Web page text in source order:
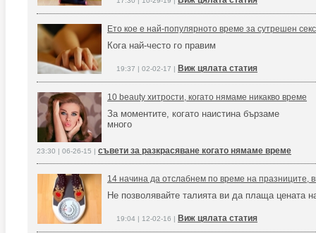
Ето кое е най-популярното време за сутрешен секс
Кога най-често го правим
19:37 | 02-02-17 | Виж цялата статия
10 beauty хитрости, когато нямаме никакво време
За моментите, когато наистина бързаме
много
23:30 | 06-26-15 | съвети за разкрасяване когато нямаме време
14 начина да отслабнем по време на празниците,
Не позволявайте талията ви да плаща цената
19:04 | 12-02-16 | Виж цялата статия